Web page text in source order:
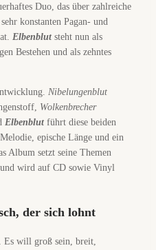
Duo, das über zahlreiche
konstanten Pagan- und
Elbenblut steht nun als
Bestehen und als zehntes
Nibelungenblut
Wolkenbrecher
Elbenblut führt diese beiden
epische Länge und ein
Album setzt seine Themen
wird auf CD sowie Vinyl
der sich lohnt
will groß sein, breit,